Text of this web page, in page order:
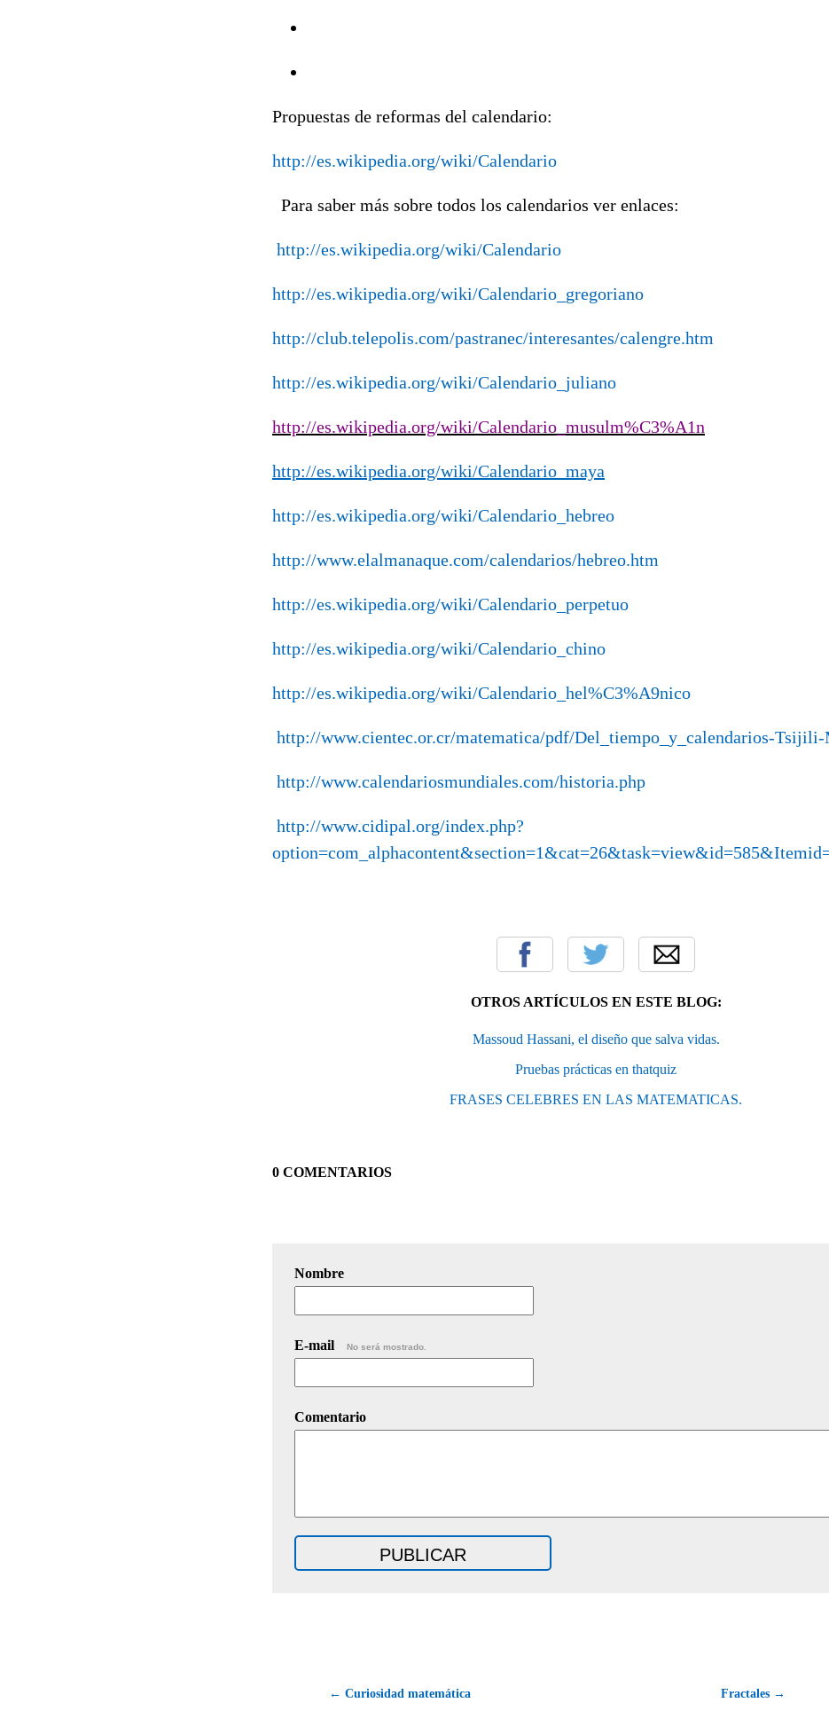
Propuestas de reformas del calendario:
http://es.wikipedia.org/wiki/Calendario
Para saber más sobre todos los calendarios ver enlaces:
http://es.wikipedia.org/wiki/Calendario
http://es.wikipedia.org/wiki/Calendario_gregoriano
http://club.telepolis.com/pastranec/interesantes/calengre.htm
http://es.wikipedia.org/wiki/Calendario_juliano
http://es.wikipedia.org/wiki/Calendario_musulm%C3%A1n
http://es.wikipedia.org/wiki/Calendario_maya
http://es.wikipedia.org/wiki/Calendario_hebreo
http://www.elalmanaque.com/calendarios/hebreo.htm
http://es.wikipedia.org/wiki/Calendario_perpetuo
http://es.wikipedia.org/wiki/Calendario_chino
http://es.wikipedia.org/wiki/Calendario_hel%C3%A9nico
http://www.cientec.or.cr/matematica/pdf/Del_tiempo_y_calendarios-
http://www.calendariosmundiales.com/historia.php
http://www.cidipal.org/index.php?
OTROS ARTÍCULOS EN ESTE BLOG:
Massoud Hassani, el diseño que salva vidas.
Pruebas prácticas en thatquiz
FRASES CELEBRES EN LAS MATEMATICAS.
0 COMENTARIOS
Nombre
E-mail No será mostrado.
Comentario
← Curiosidad matemática Fractales →